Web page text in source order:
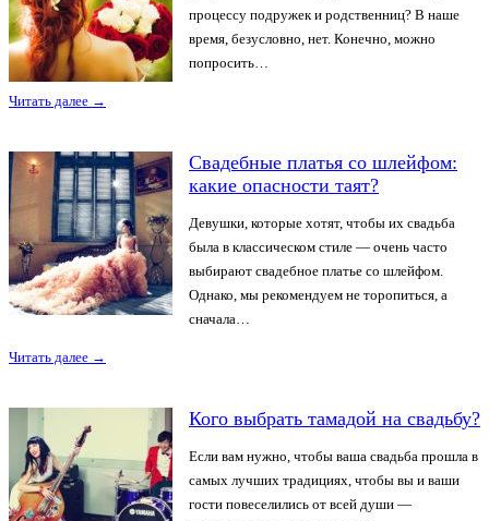
процессу подружек и родственниц? В наше
время, безусловно, нет. Конечно, можно
попросить…
Читать далее →
Свадебные платья со шлейфом:
какие опасности таят?
Девушки, которые хотят, чтобы их свадьба
была в классическом стиле — очень часто
выбирают свадебное платье со шлейфом.
Однако, мы рекомендуем не торопиться, а
сначала…
Читать далее →
Кого выбрать тамадой на свадьбу?
Если вам нужно, чтобы ваша свадьба прошла в
самых лучших традициях, чтобы вы и ваши
гости повеселились от всей души —